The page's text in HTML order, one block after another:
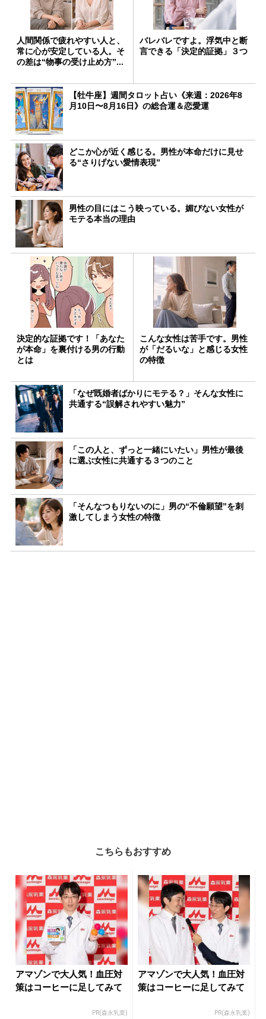
人間関係で疲れやすい人と、
常に心が安定している人。そ
の差は“物事の受け止め方”...
バレバレですよ。浮気中と断
言できる「決定的証拠」３つ
【牡牛座】週間タロット占い《来週：2026年8
月10日〜8月16日》の総合運＆恋愛運
どこか心が近く感じる。男性が本命だけに見せ
る“さりげない愛情表現”
男性の目にはこう映っている。媚びない女性が
モテる本当の理由
決定的な証拠です！「あなた
が本命」を裏付ける男の行動
とは
こんな女性は苦手です。男性
が「だるいな」と感じる女性
の特徴
「なぜ既婚者ばかりにモテる？」そんな女性に
共通する“誤解されやすい魅力”
「この人と、ずっと一緒にいたい」男性が最後
に選ぶ女性に共通する３つのこと
「そんなつもりないのに」男の“不倫願望”を刺
激してしまう女性の特徴
こちらもおすすめ
アマゾンで大人気！血圧対
策はコーヒーに足してみて
PR(森永乳業)
アマゾンで大人気！血圧対
策はコーヒーに足してみて
PR(森永乳業)